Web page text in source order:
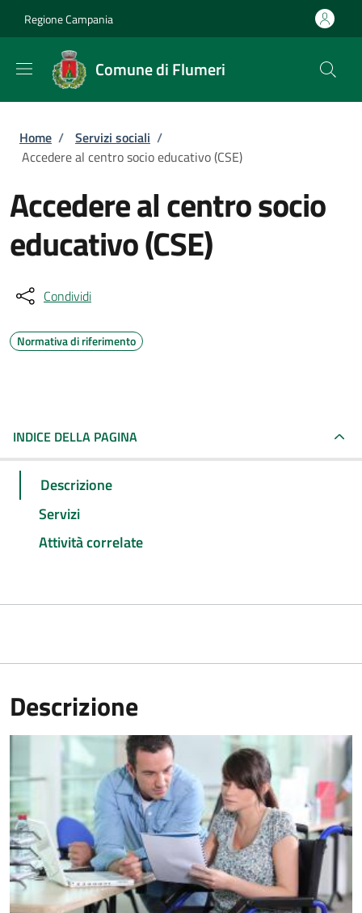
Regione Campania
Comune di Flumeri
Briciole di pane
Home / Servizi sociali /
Accedere al centro socio educativo (CSE)
Accedere al centro socio
educativo (CSE)
Condividi
Normativa di riferimento
INDICE DELLA PAGINA
Descrizione
Servizi
Attività correlate
Descrizione